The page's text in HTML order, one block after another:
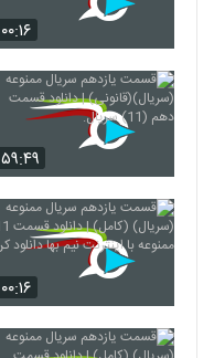
۰۰:۱۶
۵۹:۴۹
۰۰:۱۶